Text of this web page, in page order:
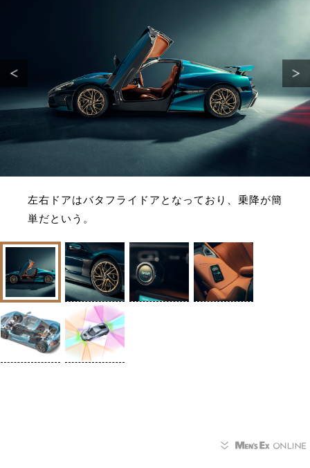
左右ドアはバタフライドアとなっており、乗降が簡
単だという。